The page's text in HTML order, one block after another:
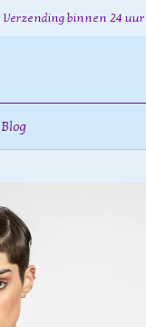
Verzending binnen 24 uur
Blog